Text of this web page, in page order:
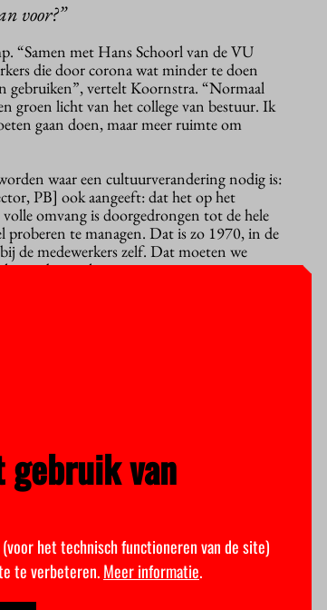
voor?”
“Samen met Hans Schoorl van de VU
die door corona wat minder te doen
gebruiken”, vertelt Koornstra. “Normaal
groen licht van het college van bestuur. Ik
gaan doen, maar meer ruimte om
waar een cultuurverandering nodig is:
PB] ook aangeeft: dat het op het
omvang is doorgedrongen tot de hele
te managen. Dat is zo 1970, in de
de medewerkers zelf. Dat moeten we
naar boven komen en we moeten zorgen
de talenten die mensen nu laten zien en
veel medewerkers niet tot hun recht
managers. “En dat begrijp ik aan één kant
door sommige
de ruimte te geven, want straks
toegerust als leidinggevende.
naar achteren doen. Als je goede
aan de VU nog weleens dat mensen erg
niet.”
van bovenáf en onderaf, dat is ook niet
in de wedstrijd zouden zitten, zou dat
wordt die soepelheid geforceerd
dus dingen die niet afgesproken zijn,
moedig ze aan!”
gebruik van
het technisch functioneren van de site)
te verbeteren.Meer informatie.